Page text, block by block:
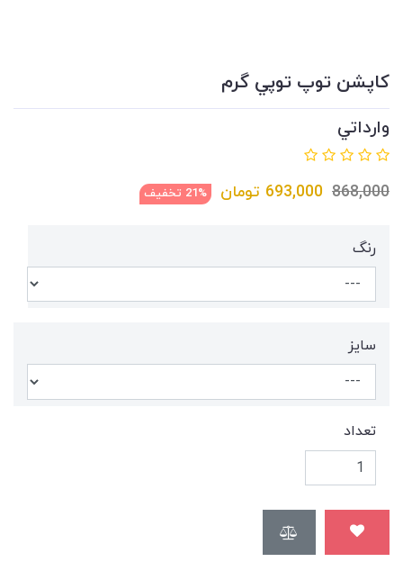
كاپشن توپ توپي گرم
وارداتي
868,000
693,000 تومان 21% تخفیف
رنگ
سايز
تعداد